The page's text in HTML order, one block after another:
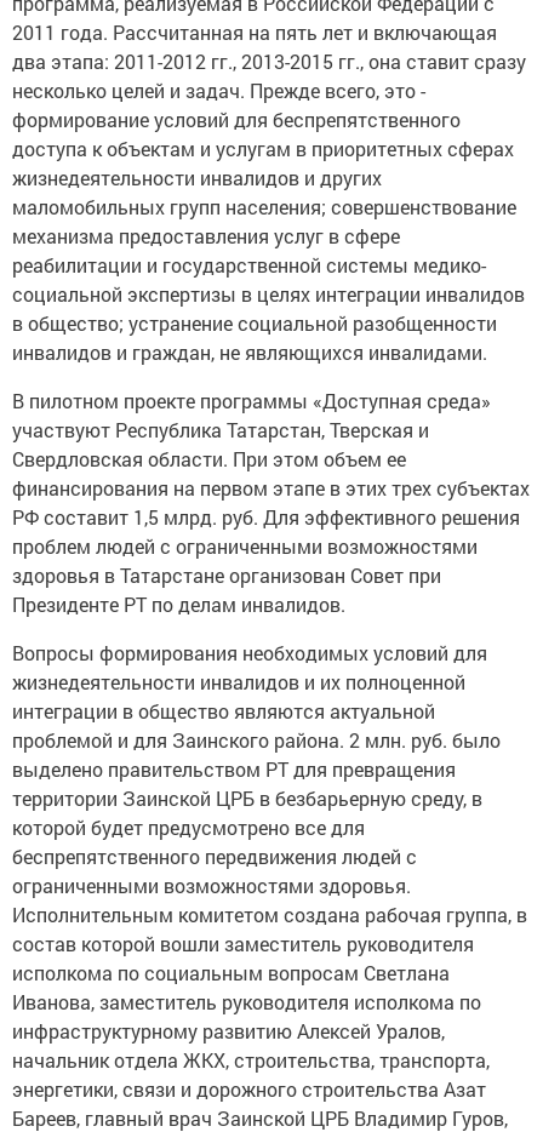
2011 года. Рассчитанная на пять лет и включающая
два этапа: 2011-2012 гг., 2013-2015 гг., она ставит сразу
несколько целей и задач. Прежде всего, это -
формирование условий для беспрепятственного
доступа к объектам и услугам в приоритетных сферах
жизнедеятельности инвалидов и других
маломобильных групп населения; совершенствование
механизма предоставления услуг в сфере
реабилитации и государственной системы медико-
социальной экспертизы в целях интеграции инвалидов
в общество; устранение социальной разобщенности
инвалидов и граждан, не являющихся инвалидами.
В пилотном проекте программы «Доступная среда»
участвуют Республика Татарстан, Тверская и
Свердловская области. При этом объем ее
финансирования на первом этапе в этих трех субъектах
РФ составит 1,5 млрд. руб. Для эффективного решения
проблем людей с ограниченными возможностями
здоровья в Татарстане организован Совет при
Президенте РТ по делам инвалидов.
Вопросы формирования необходимых условий для
жизнедеятельности инвалидов и их полноценной
интеграции в общество являются актуальной
проблемой и для Заинского района. 2 млн. руб. было
выделено правительством РТ для превращения
территории Заинской ЦРБ в безбарьерную среду, в
которой будет предусмотрено все для
беспрепятственного передвижения людей с
ограниченными возможностями здоровья.
Исполнительным комитетом создана рабочая группа, в
состав которой вошли заместитель руководителя
исполкома по социальным вопросам Светлана
Иванова, заместитель руководителя исполкома по
инфраструктурному развитию Алексей Уралов,
начальник отдела ЖКХ, строительства, транспорта,
энергетики, связи и дорожного строительства Азат
Бареев, главный врач Заинской ЦРБ Владимир Гуров,